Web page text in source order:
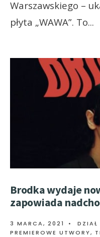
Warszawskiego –
płyta „WAWA”. To...
Brodka wydaje
zapowiada
3 MARCA, 2021 • DZIAŁ
PREMIEROWE UTWORY,